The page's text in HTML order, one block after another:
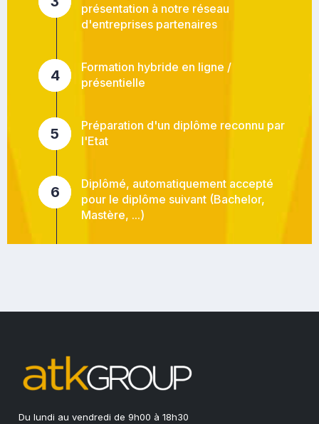
présentation à notre réseau
d'entreprises partenaires
4
Formation hybride en ligne /
présentielle
5
Préparation d'un diplôme reconnu par
l'Etat
6
Diplômé, automatiquement accepté
pour le diplôme suivant (Bachelor,
Mastère, ...)
Du lundi au vendredi de 9h00 à 18h30